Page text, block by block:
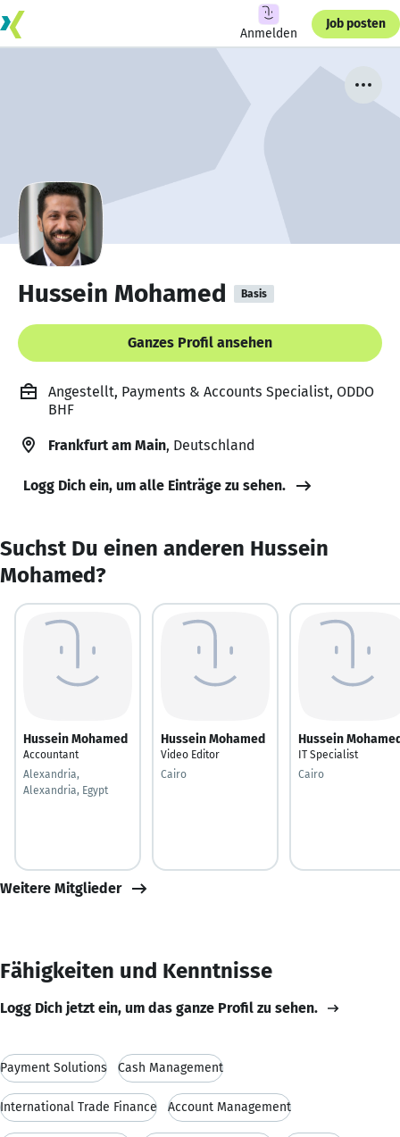
Anmelden
Job posten
Hussein Mohamed Basis
Ganzes Profil ansehen
Angestellt, Payments & Accounts Specialist, ODDO
BHF
Frankfurt am Main, Deutschland
Logg Dich ein, um alle Einträge zu sehen.
Suchst Du einen anderen Hussein
Mohamed?
Hussein Mohamed
Accountant
Alexandria,
Alexandria, Egypt
Hussein Mohamed
Video Editor
Cairo
Hussein
IT Specialist
Cairo
Weitere Mitglieder
Fähigkeiten und Kenntnisse
Logg Dich jetzt ein, um das ganze Profil zu sehen.
Payment Solutions Cash Management
International Trade Finance Account Management